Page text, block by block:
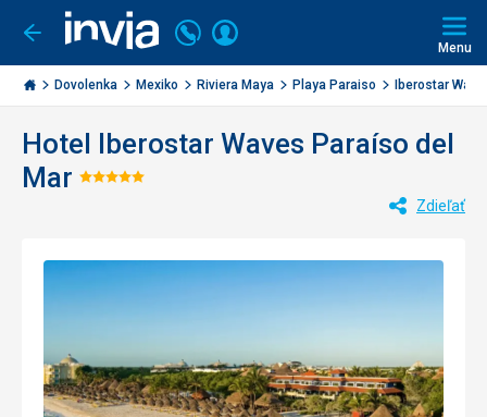
Ísť
späť
Invia.sk
Volajte
+421
2
3221
Prihlásiť
Menu
Dovolenka Mexiko Riviera Maya Playa Paraiso Iberostar
Hotel Iberostar Waves Paraíso del
Mar Hodnotenie:
Zdieľať